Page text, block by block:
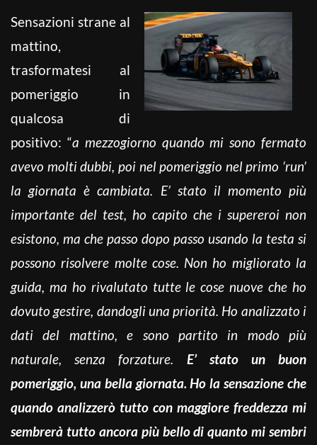
Sensazioni strane al
mattino,
trasformatesi al
pomeriggio in
qualcosa di
positivo: “a mezzogiorno quando mi sono fermato
avevo molti dubbi, poi nel pomeriggio nel primo ‘run’
la giornata è cambiata. E’ stato il momento più
importante del test, ho capito che i supereroi non
esistono, ma che passo dopo passo usando la testa si
possono risolvere molte cose. Non ho migliorato la
guida, ma ho rivalutato tutte le cose nuove che ho
dovuto gestire, dandogli una priorità. Ho analizzato i
dati del mattino, e sono partito in modo più
naturale, senza forzature. E’ stato un buon
pomeriggio, una bella giornata. Ho la sensazione che
quando analizzerò tutto con maggiore freddezza mi
sembrerà tutto ancora più bello di quanto mi sembri